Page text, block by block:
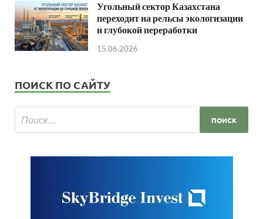
Угольный сектор Казахстана
переходит на рельсы экологизации
и глубокой переработки
15.06.2026
ПОИСК ПО САЙТУ